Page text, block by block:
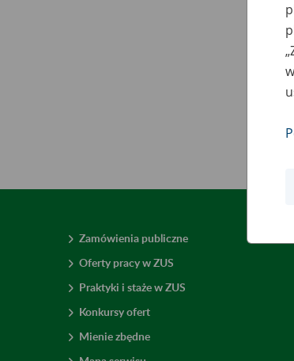
Zamówienia publiczne
Oferty pracy w ZUS
Praktyki i staże w ZUS
Konkursy ofert
Mienie zbędne